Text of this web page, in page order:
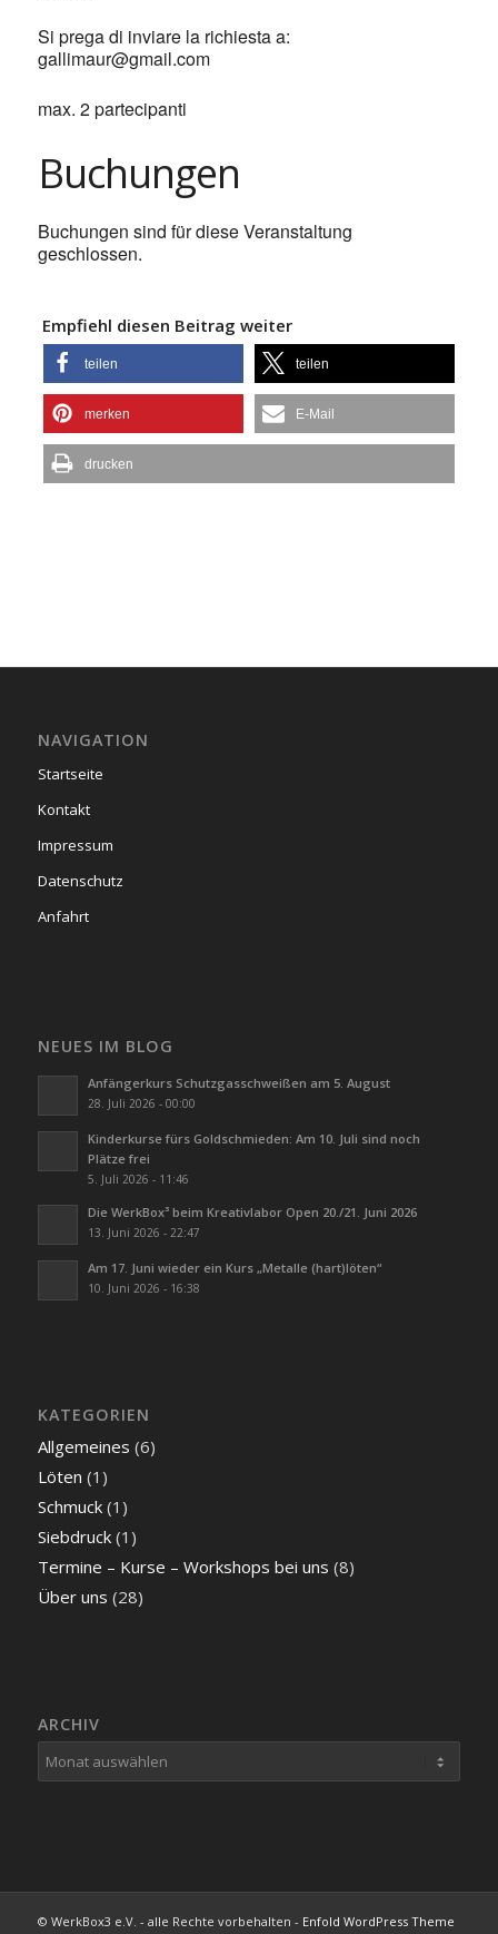
Si prega di inviare la richiesta a:
gallimaur@gmail.com
max. 2 partecipanti
Buchungen
Buchungen sind für diese Veranstaltung
geschlossen.
Empfiehl diesen Beitrag weiter
teilen teilen
merken E-Mail
drucken
NAVIGATION
Startseite
Kontakt
Impressum
Datenschutz
Anfahrt
NEUES IM BLOG
Anfängerkurs Schutzgasschweißen am 5. August
28. Juli 2026 - 00:00
Kinderkurse fürs Goldschmieden: Am 10. Juli sind noch
Plätze frei
5. Juli 2026 - 11:46
Die WerkBox³ beim Kreativlabor Open 20./21. Juni 2026
13. Juni 2026 - 22:47
Am 17. Juni wieder ein Kurs „Metalle (hart)löten“
10. Juni 2026 - 16:38
KATEGORIEN
Allgemeines (6)
Löten (1)
Schmuck(1)
Siebdruck(1)
Termine – Kurse – Workshops bei uns (8)
Über uns (28)
ARCHIV
© WerkBox3 e.V. - alle Rechte vorbehalten - Enfold WordPress Theme